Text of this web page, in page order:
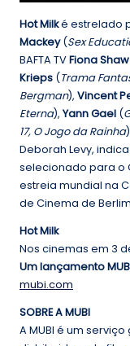
Hot Milké estrelado
Mackey(Sex
BAFTA TVFiona Shaw
Krieps (Trama
Bergman), Vincent
Eterna), Yann Gael (
17, O Jogo da Rainha
Deborah Levy,
selecionado para o
estreia mundial na
de Cinema de
Hot Milk
Nos cinemas em 3
Um lançamento
mubi.com
SOBRE A MUBI
A MUBI é um